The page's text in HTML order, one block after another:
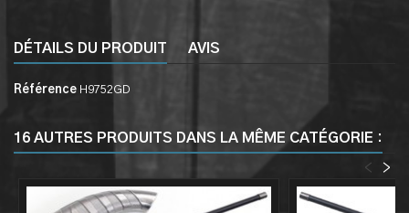
DÉTAILS DU PRODUIT AVIS
Référence H9752GD
16 AUTRES PRODUITS DANS LA MÊME CATÉGORIE :
>
<